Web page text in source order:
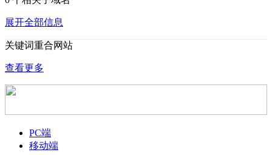
展开全部信息
关键词重合网站
查看更多
PC端
移动端